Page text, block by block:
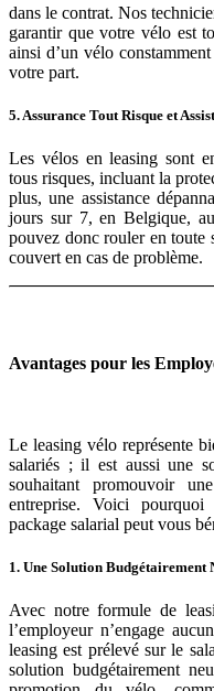
dans le contrat. Nos
garantir que votre vélo est
ainsi d’un vélo
votre part.
5. Assurance Tout Risque et
Les vélos en leasing sont
tous risques, incluant la
plus, une assistance
jours sur 7, en Belgique,
pouvez donc rouler en toute
couvert en cas de problème.
Avantages pour les
Le leasing vélo représente
salariés ; il est aussi une
souhaitant promouvoir
entreprise. Voici
package salarial peut vous
1. Une Solution Budgétairement
Avec notre formule de
l’employeur n’engage
leasing est prélevé sur le
solution budgétairement